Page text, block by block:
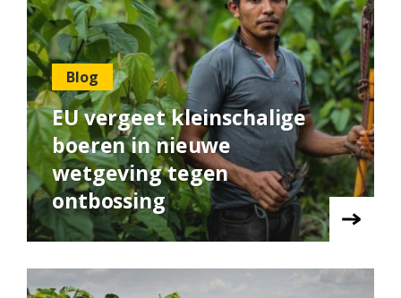
Blog
EU vergeet kleinschalige
boeren in nieuwe
wetgeving tegen
ontbossing